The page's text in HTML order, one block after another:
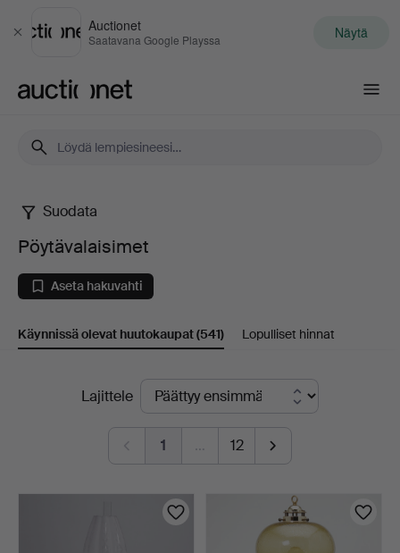
Sulje
Auctionet
Saatavana Google Playssa Näytä
Pöytävalaisimet
Suodata
Pöytävalaisimet
Aseta hakuvahti
Käynnissä olevat huutokaupat(541) Lopulliset hinnat
Käynnissä
huutokaupat
Lajittele
1 … 12